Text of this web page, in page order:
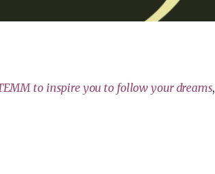
to inspire you to follow your dreams,